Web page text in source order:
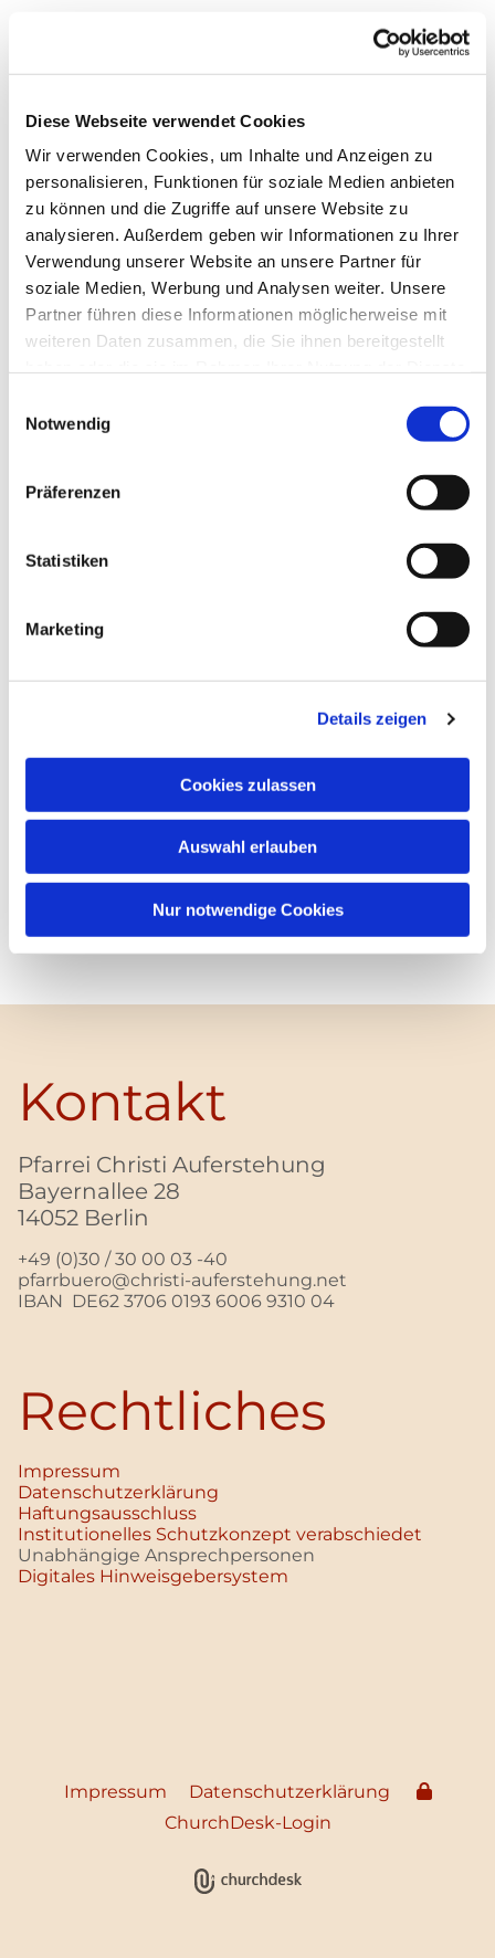
Diese Webseite verwendet Cookies
Wir verwenden Cookies, um Inhalte und Anzeigen zu
personalisieren, Funktionen für soziale Medien anbieten
zu können und die Zugriffe auf unsere Website zu
analysieren. Außerdem geben wir Informationen zu Ihrer
Verwendung unserer Website an unsere Partner für
soziale Medien, Werbung und Analysen weiter. Unsere
Partner führen diese Informationen möglicherweise mit
weiteren Daten zusammen, die Sie ihnen bereitgestellt
Notwendig
Präferenzen
Statistiken
Marketing
Details zeigen
Cookies zulassen
Auswahl erlauben
Nur notwendige Cookies
Dies könnte Sie auch
Kontakt
Pfarrei Christi Auferstehung
Bayernallee 28
14052 Berlin
+49 (0)30 / 30 00 03 -40
pfarrbuero@christi-auferstehung.net
IBAN DE62 3706 0193 6006 9310 04
Rechtliches
Impressum
Datenschutz­erklärung
Haftungsausschluss
Institutionelles Schutzkonzept verabschiedet
Unabhängige Ansprechpersonen
Digitales Hinweisgebersystem
Impressum
Datenschutzerklärung
ChurchDesk-Login